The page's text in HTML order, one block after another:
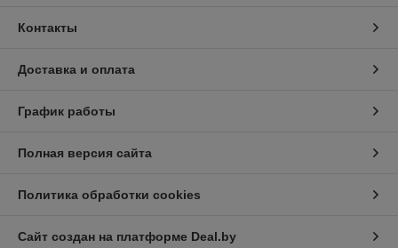
Контакты
Доставка и оплата
График работы
Полная версия сайта
Политика обработки cookies
Сайт создан на платформе Deal.by